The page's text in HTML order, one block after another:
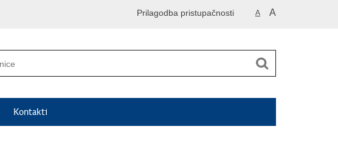
A A
Prilagodba pristupačnosti
Kontakti